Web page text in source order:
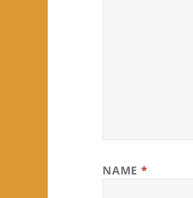
NAME *